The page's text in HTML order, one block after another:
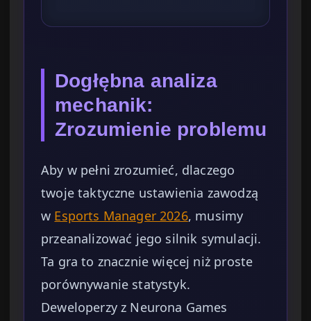
Dogłębna analiza
mechanik:
Zrozumienie problemu
Aby w pełni zrozumieć, dlaczego
twoje taktyczne ustawienia zawodzą
w Esports Manager 2026, musimy
przeanalizować jego silnik symulacji.
Ta gra to znacznie więcej niż proste
porównywanie statystyk.
Deweloperzy z Neurona Games